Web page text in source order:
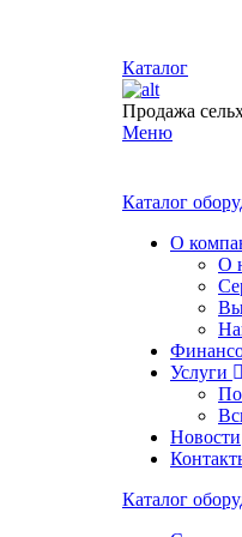
Каталог
Продажа
Меню
Каталог
О
О
Услуги
Новости
Каталог